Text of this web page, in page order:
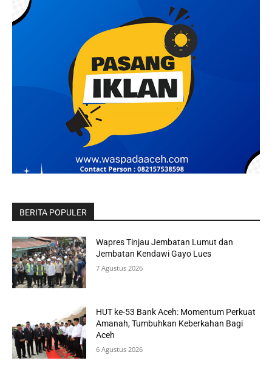
BERITA POPULER
Wapres Tinjau Jembatan Lumut dan
Jembatan Kendawi Gayo Lues
7 Agustus 2026
HUT ke-53 Bank Aceh: Momentum Perkuat
Amanah, Tumbuhkan Keberkahan Bagi
Aceh
6 Agustus 2026